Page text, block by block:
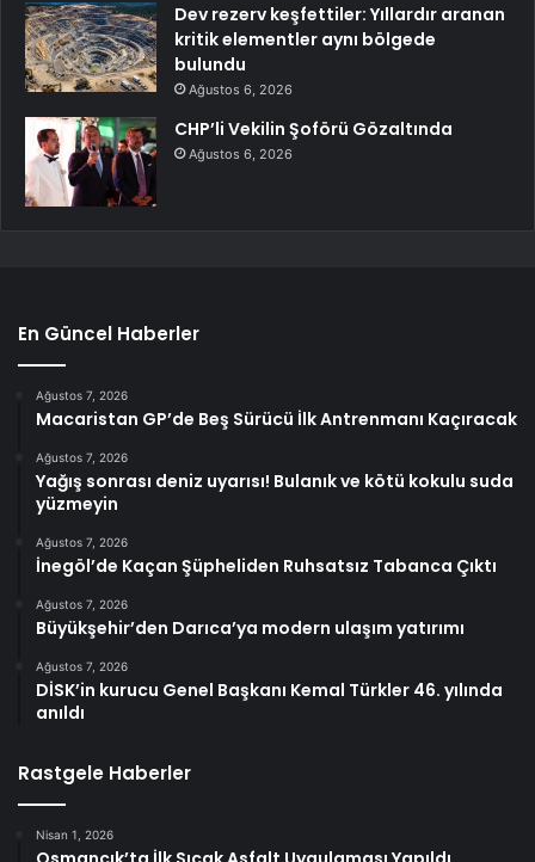
Dev rezerv keşfettiler: Yıllardır aranan
kritik elementler aynı bölgede
bulundu
Ağustos 6, 2026
CHP’li Vekilin Şoförü Gözaltında
Ağustos 6, 2026
En Güncel Haberler
Ağustos 7, 2026
Macaristan GP’de Beş Sürücü İlk Antrenmanı Kaçıracak
Ağustos 7, 2026
Yağış sonrası deniz uyarısı! Bulanık ve kötü kokulu suda
yüzmeyin
Ağustos 7, 2026
İnegöl’de Kaçan Şüpheliden Ruhsatsız Tabanca Çıktı
Ağustos 7, 2026
Büyükşehir’den Darıca’ya modern ulaşım yatırımı
Ağustos 7, 2026
DİSK’in kurucu Genel Başkanı Kemal Türkler 46. yılında
anıldı
Rastgele Haberler
Nisan 1, 2026